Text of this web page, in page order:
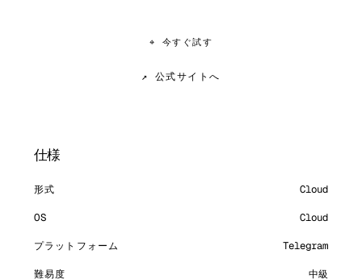
⌖ 今すぐ試す
↗ 公式サイトへ
仕様
形式 Cloud
OS Cloud
プラットフォーム Telegram
難易度 中級